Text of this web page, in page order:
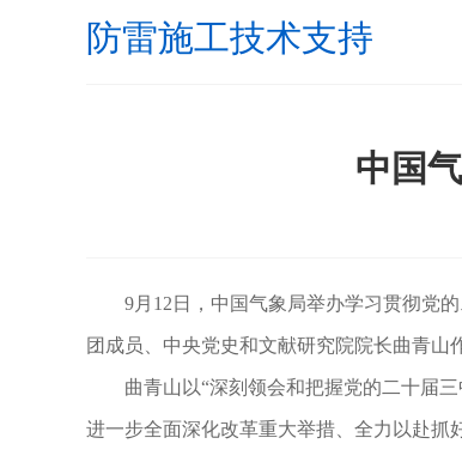
防雷施工技术支持
中国
9月12日 ， 中国气象局举办学习贯彻党
团成员、中央党史和文献研究院院长曲青山
曲青山以“深刻领会和把握党的二十届
进一步全面深化改革重大举措、全力以赴抓